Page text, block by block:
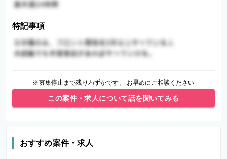
特記事項
※募集停止まで残りわずかです。 お早めにご相談ください
この案件・求人について話を聞いてみる
おすすめ案件・求人